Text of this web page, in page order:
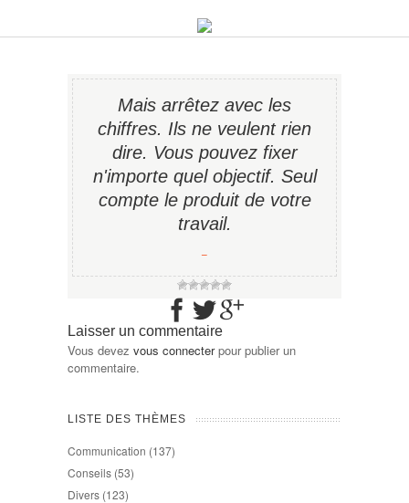
Mais arrêtez avec les
chiffres. Ils ne veulent rien
dire. Vous pouvez fixer
n'importe quel objectif. Seul
compte le produit de votre
travail.
−
Laisser un commentaire
Vous devez vous connecterpour publier un
commentaire.
LISTE DES THÈMES
Communication (137)
Conseils (53)
Divers (123)